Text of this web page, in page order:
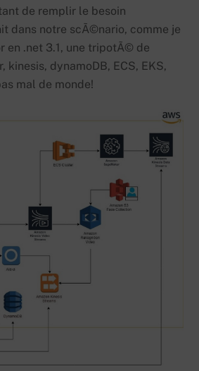
de remplir le besoin
dans notre scÃ©nario, comme je
en .net 3.1, une tripotÃ© de
kinesis, dynamoDB, ECS, EKS,
mal de monde!